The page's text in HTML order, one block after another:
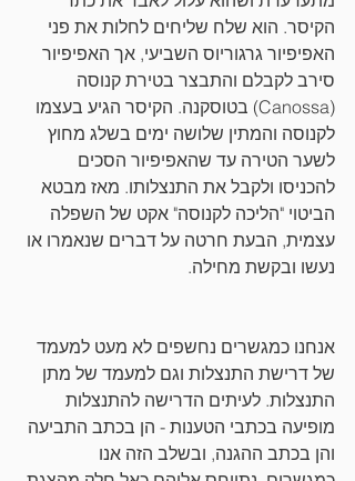
הקיסר. הוא שלח שליחים לחלות את פני
האפיפיור גרגוריוס השביעי, אך האפיפיור
סירב לקבלם והתבצר בטירת קנוסה
(Canossa) בטוסקנה. הקיסר הגיע בעצמו
לקנוסה והמתין שלושה ימים בשלג מחוץ
לשער הטירה עד שהאפיפיור הסכים
להכניסו ולקבל את התנצלותו. מאז מבטא
הביטוי "הליכה לקנוסה" אקט של השפלה
עצמית, הבעת חרטה על דברים שנאמרו או
נעשו ובקשת מחילה.
אנחנו כמגשרים נחשפים לא מעט למעמד
של דרישת התנצלות וגם למעמד של מתן
התנצלות. לעיתים הדרישה להתנצלות
מופיעה בכתבי הטענות - הן בכתב התביעה
והן בכתב ההגנה, ובשלב הזה אנו